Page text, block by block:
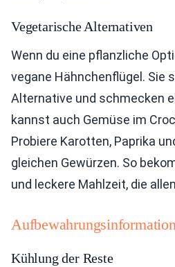
Vegetarische Alternativen
Wenn du eine pflanzliche
vegane Hähnchenflügel. Sie
Alternative und schmecken
kannst auch Gemüse im
Probiere Karotten, Paprika
gleichen Gewürzen. So
und leckere Mahlzeit, die
Kühlung der Reste